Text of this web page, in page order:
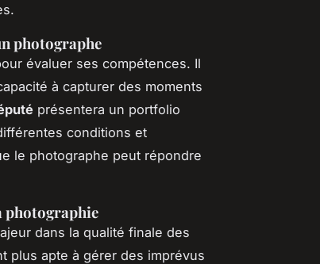
photographe
évaluer ses compétences. Il
à capturer des moments
présentera un portfolio
conditions et
le photographe peut répondre
photographie
dans la qualité finale des
plus apte à gérer des imprévus